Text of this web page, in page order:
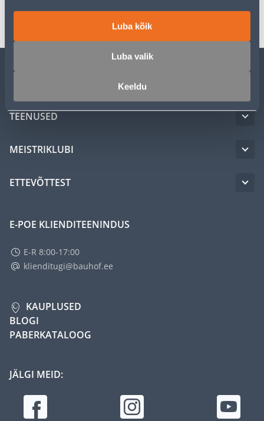
Luba kõik
Luba valik
Keeldu
TEENUSED
MEISTRIKLUBI
ETTEVÕTTEST
E-POE KLIENDITEENINDUS
E-R 8:00-17:00
klienditugi@bauhof.ee
KAUPLUSED
BLOGI
PABERKATALOOG
JÄLGI MEID: